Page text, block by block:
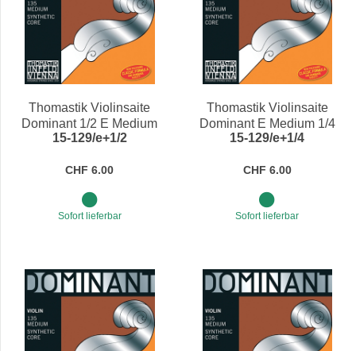
Name
Preis
Preis
Thomastik Violinsaite
Dominant 1/2 E Medium
15-129/e+1/2
CHF 6.00
Sofort lieferbar
Thomastik Violinsaite
Dominant E Medium 1/4
15-129/e+1/4
CHF 6.00
Sofort lieferbar